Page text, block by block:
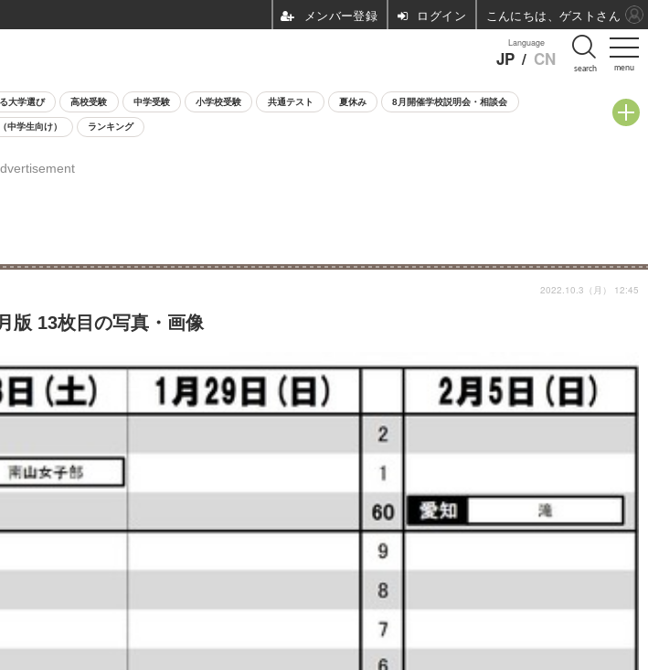
menu
Language
JP / CN search
大学選び 高校受験 中学受験 小学校受験 共通テスト 夏休み 8月開催学校説明会・相談会
中学生向け） ランキング
版 13枚目の写真・画像
2022.10.3（月） 12:45
ログイン こんにちは、ゲストさん